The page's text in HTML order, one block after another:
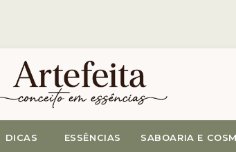
DICAS ESSÊNCIAS SABOARIA E